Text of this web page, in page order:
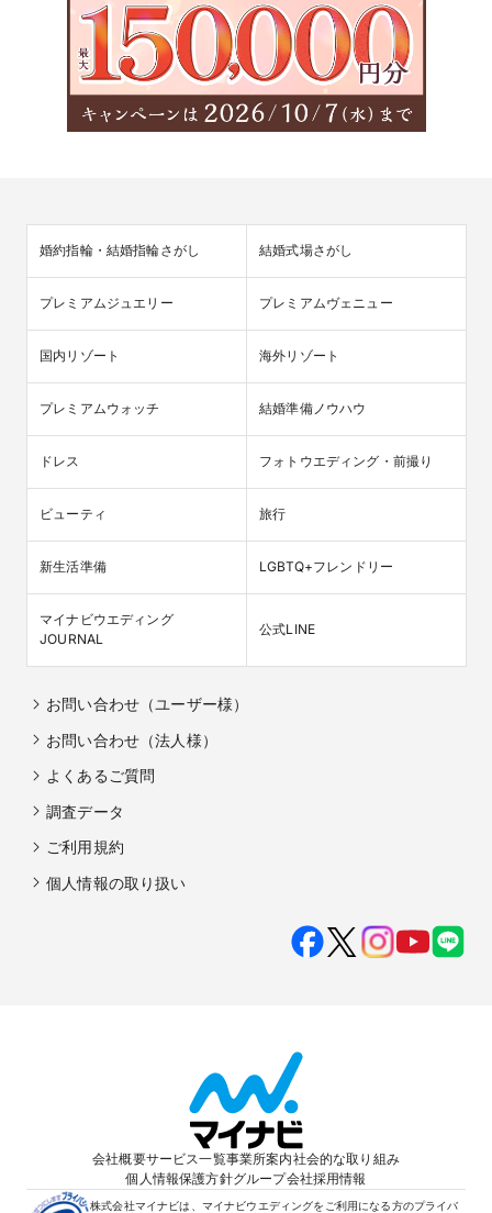
婚約指輪・結婚指輪さがし 結婚式場さがし
プレミアムジュエリー プレミアムヴェニュー
国内リゾート 海外リゾート
プレミアムウォッチ 結婚準備ノウハウ
ドレス フォトウエディング・前撮り
ビューティ 旅行
新生活準備 LGBTQ+フレンドリー
マイナビウエディング
JOURNAL
公式LINE
お問い合わせ（ユーザー様）
お問い合わせ（法人様）
よくあるご質問
調査データ
ご利用規約
個人情報の取り扱い
会社概要サービス一覧事業所案内社会的な取り組み
個人情報保護方針グループ会社採用情報
株式会社マイナビは、マイナビウエディングをご利用になる方のプライバ